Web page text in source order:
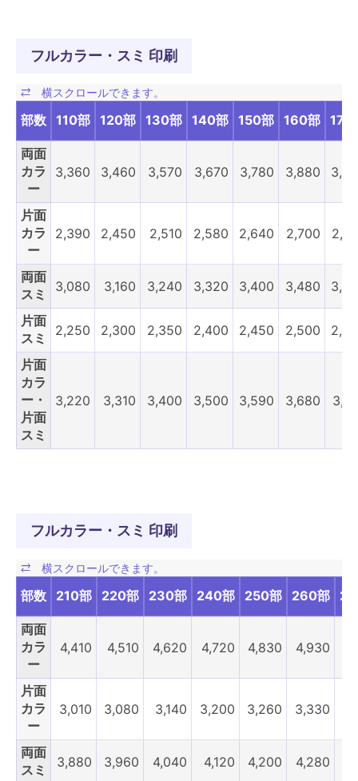
フルカラー・スミ 印刷
部数 110部 120部 130部 140部 150部 160部 170
両面
カラ
ー
3,360 3,460 3,570 3,670 3,780 3,880
片面
カラ
ー
2,390 2,450 2,510 2,580 2,640 2,700
両面
スミ
3,080 3,160 3,240 3,320 3,400 3,480
片面
スミ
2,250 2,300 2,350 2,400 2,450 2,500
片面
カラ
ー・
片面
スミ
3,220 3,310 3,400 3,500 3,590 3,680
フルカラー・スミ 印刷
部数 210部 220部 230部 240部 250部 260部
両面
カラ
ー
4,410 4,510 4,620 4,720 4,830 4,930
片面
カラ
ー
3,010 3,080 3,140 3,200 3,260 3,330
両面
スミ
3,880 3,960 4,040 4,120 4,200 4,280